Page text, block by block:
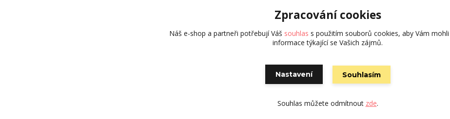
© 2026 CVOOK
Vytvořeno na
Zpracování cookies
Náš e-shop a partneři potřebují Váš souhlas s použitím souborů cookies, aby Vám
informace týkající se Vašich zájmů.
Nastavení Souhlasím
Souhlas můžete odmítnout zde.